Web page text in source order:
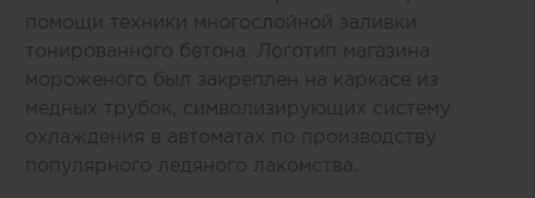
помощи техники многослойной заливки
тонированного бетона. Логотип магазина
мороженого был закреплен на каркасе из
медных трубок, символизирующих систему
охлаждения в автоматах по производству
популярного ледяного лакомства.